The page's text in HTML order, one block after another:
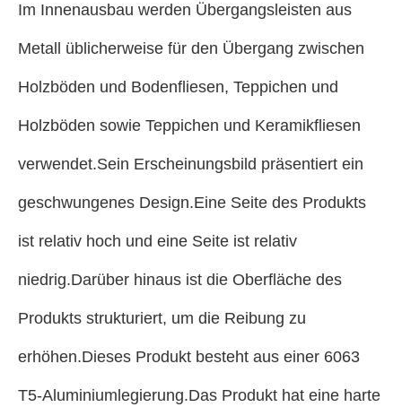
Im Innenausbau werden Übergangsleisten aus
Metall üblicherweise für den Übergang zwischen
Holzböden und Bodenfliesen, Teppichen und
Holzböden sowie Teppichen und Keramikfliesen
verwendet.Sein Erscheinungsbild präsentiert ein
geschwungenes Design.Eine Seite des Produkts
ist relativ hoch und eine Seite ist relativ
niedrig.Darüber hinaus ist die Oberfläche des
Produkts strukturiert, um die Reibung zu
erhöhen.Dieses Produkt besteht aus einer 6063
T5-Aluminiumlegierung.Das Produkt hat eine harte